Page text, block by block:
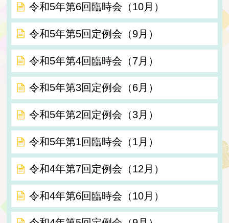
令和5年第6回臨時会（10月）
令和5年第5回定例会（9月）
令和5年第4回臨時会（7月）
令和5年第3回定例会（6月）
令和5年第2回定例会（3月）
令和5年第1回臨時会（1月）
令和4年第7回定例会（12月）
令和4年第6回臨時会（10月）